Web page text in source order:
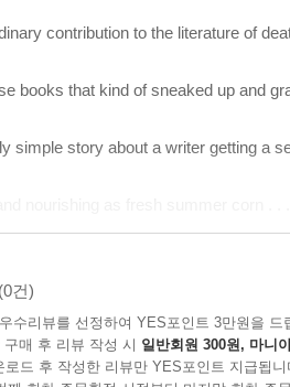
contribution to the literature of
books that kind of sneaked up and
simple story about a writer getting a
Paperback edition.
(0건)
수리뷰를 선정하여 YES포인트 3만원을 드
매 후 리뷰 작성 시 일반회원 300원, 마니
로드 후 작성한 리뷰만 YES포인트 지급됩니